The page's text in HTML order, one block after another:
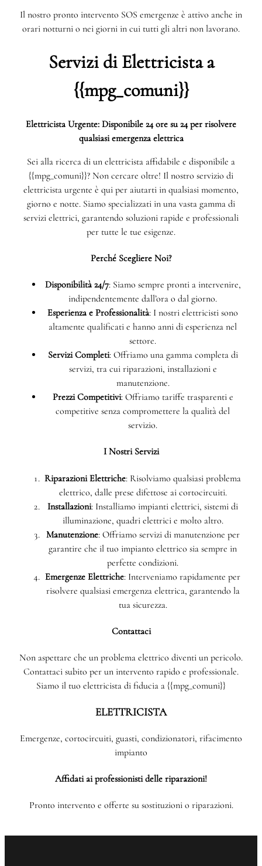
Il nostro pronto intervento SOS emergenze è attivo anche in
orari notturni o nei giorni in cui tutti gli altri non lavorano.
Servizi di Elettricista a
{{mpg_comuni}}
Elettricista Urgente: Disponibile 24 ore su 24 per risolvere
qualsiasi emergenza elettrica
Sei alla ricerca di un elettricista affidabile e disponibile a
{{mpg_comuni}}? Non cercare oltre! Il nostro servizio di
elettricista urgente è qui per aiutarti in qualsiasi momento,
giorno e notte. Siamo specializzati in una vasta gamma di
servizi elettrici, garantendo soluzioni rapide e professionali
per tutte le tue esigenze.
Perché Scegliere Noi?
Disponibilità 24/7: Siamo sempre pronti a intervenire,
indipendentemente dall’ora o dal giorno.
Esperienza e Professionalità: I nostri elettricisti sono
altamente qualificati e hanno anni di esperienza nel
settore.
Servizi Completi: Offriamo una gamma completa di
servizi, tra cui riparazioni, installazioni e
manutenzione.
Prezzi Competitivi: Offriamo tariffe trasparenti e
competitive senza compromettere la qualità del
servizio.
I Nostri Servizi
Riparazioni Elettriche: Risolviamo qualsiasi problema
elettrico, dalle prese difettose ai cortocircuiti.
Installazioni: Installiamo impianti elettrici, sistemi di
illuminazione, quadri elettrici e molto altro.
Manutenzione: Offriamo servizi di manutenzione per
garantire che il tuo impianto elettrico sia sempre in
perfette condizioni.
Emergenze Elettriche: Interveniamo rapidamente per
risolvere qualsiasi emergenza elettrica, garantendo la
tua sicurezza.
Contattaci
Non aspettare che un problema elettrico diventi un pericolo.
Contattaci subito per un intervento rapido e professionale.
Siamo il tuo elettricista di fiducia a {{mpg_comuni}}
ELETTRICISTA
Emergenze, cortocircuiti, guasti, condizionatori, rifacimento
impianto
Affidati ai professionisti delle riparazioni!
Pronto intervento e offerte su sostituzioni o riparazioni.